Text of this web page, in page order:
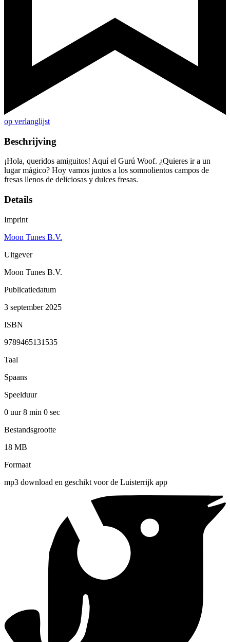
op verlanglijst
Beschrijving
¡Hola, queridos amiguitos! Aquí el Gurú Woof. ¿Quieres ir a un
lugar mágico? Hoy vamos juntos a los somnolientos campos de
fresas llenos de deliciosas y dulces fresas.
Details
Imprint
Moon Tunes B.V.
Uitgever
Moon Tunes B.V.
Publicatiedatum
3 september 2025
ISBN
9789465131535
Taal
Spaans
Speelduur
0 uur 8 min 0 sec
Bestandsgrootte
18 MB
Formaat
mp3 download en geschikt voor de Luisterrijk app